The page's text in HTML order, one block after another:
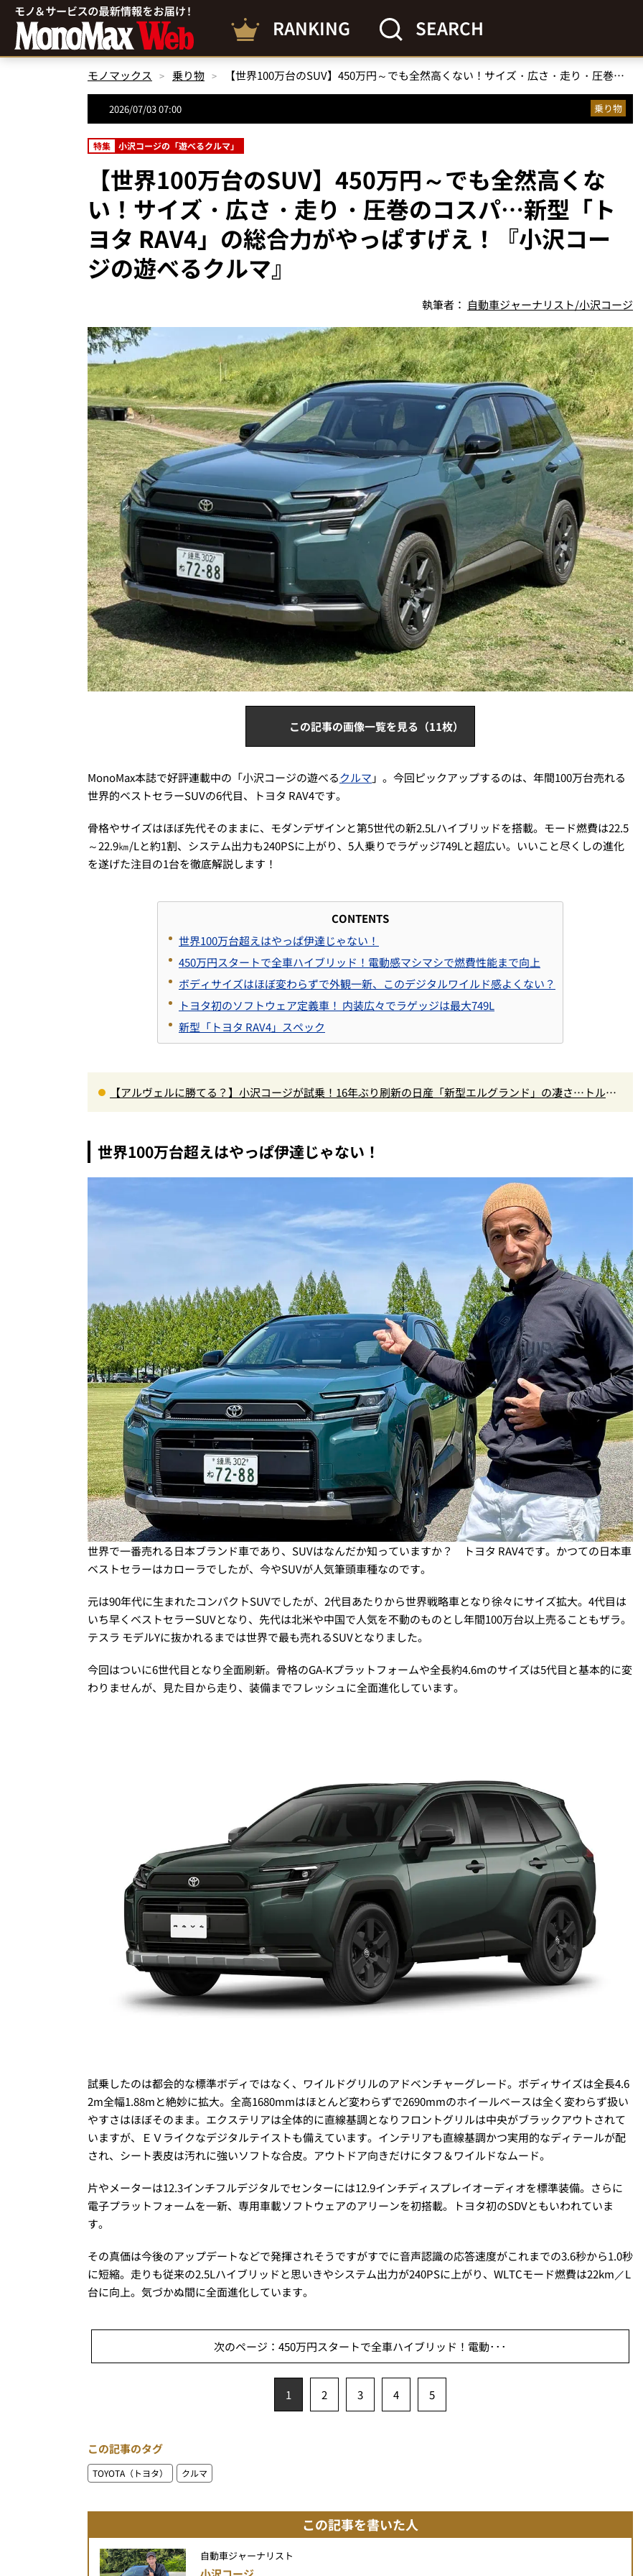
RANKING SEARCH
モノマックス 乗り物 【世界100万台のSUV】450万円～でも全然高くない！サイズ・広さ・走り・圧巻のコスパ…新型「トヨタ RAV4」の総合力がやっぱすげえ！『小沢コージの遊べるクルマ』
2026/07/03 07:00 乗り物
特集 小沢コージの「遊べるクルマ」
【世界100万台のSUV】450万円～でも全然高くな
い！サイズ・広さ・走り・圧巻のコスパ…新型「ト
ヨタ RAV4」の総合力がやっぱすげえ！『小沢コー
ジの遊べるクルマ』
執筆者： 自動車ジャーナリスト/小沢コージ
この記事の画像一覧を見る（11枚）
MonoMax本誌で好評連載中の「小沢コージの遊べるクルマ 」。今回ピックアップするのは、年間100万台売れる
世界的ベストセラーSUVの6代目、トヨタ RAV4です。
骨格やサイズはほぼ先代そのままに、モダンデザインと第5世代の新2.5Lハイブリッドを搭載。モード燃費は22.5
～22.9㎞/Lと約1割、システム出力も240PSに上がり、5人乗りでラゲッジ749Lと超広い。いいこと尽くしの進化
を遂げた注目の1台を徹底解説します！
CONTENTS
世界100万台超えはやっぱ伊達じゃない！
450万円スタートで全車ハイブリッド！電動感マシマシで燃費性能まで向上
ボディサイズはほぼ変わらずで外観一新、このデジタルワイルド感よくない？
トヨタ初のソフトウェア定義車！ 内装広々でラゲッジは最大749L
新型「トヨタ RAV4」スペック
【アルヴェルに勝てる？】小沢コージが試乗！16年ぶり刷新の日産「新型エルグランド」の凄さ…トルク5
世界100万台超えはやっぱ伊達じゃない！
世界で一番売れる日本ブランド車であり、SUVはなんだか知っていますか？ トヨタ RAV4です。かつての日本車
ベストセラーはカローラでしたが、今やSUVが人気筆頭車種なのです。
元は90年代に生まれたコンパクトSUVでしたが、2代目あたりから世界戦略車となり徐々にサイズ拡大。4代目は
いち早くベストセラーSUVとなり、先代は北米や中国で人気を不動のものとし年間100万台以上売ることもザラ。
テスラ モデルYに抜かれるまでは世界で最も売れるSUVとなりました。
今回はついに6世代目となり全面刷新。骨格のGA-Kプラットフォームや全長約4.6mのサイズは5代目と基本的に変
わりませんが、見た目から走り、装備までフレッシュに全面進化しています。
試乗したのは都会的な標準ボディではなく、ワイルドグリルのアドベンチャーグレード。ボディサイズは全長4.6
2m全幅1.88mと絶妙に拡大。全高1680mmはほとんど変わらずで2690mmのホイールベースは全く変わらず扱い
やすさはほぼそのまま。エクステリアは全体的に直線基調となりフロントグリルは中央がブラックアウトされて
いますが、ＥＶライクなデジタルテイストも備えています。インテリアも直線基調かつ実用的なディテールが配
され、シート表皮は汚れに強いソフトな合皮。アウトドア向きだけにタフ＆ワイルドなムード。
片やメーターは12.3インチフルデジタルでセンターには12.9インチディスプレイオーディオを標準装備。さらに
電子プラットフォームを一新、専用車載ソフトウェアのアリーンを初搭載。トヨタ初のSDVともいわれていま
す。
その真価は今後のアップデートなどで発揮されそうですがすでに音声認識の応答速度がこれまでの3.6秒から1.0秒
に短縮。走りも従来の2.5Lハイブリッドと思いきやシステム出力が240PSに上がり、WLTCモード燃費は22km／L
台に向上。気づかぬ間に全面進化しています。
次のページ：450万円スタートで全車ハイブリッド！電動･･･
1 2 3 4 5
この記事のタグ
TOYOTA（トヨタ） クルマ
この記事を書いた人
自動車ジャーナリスト